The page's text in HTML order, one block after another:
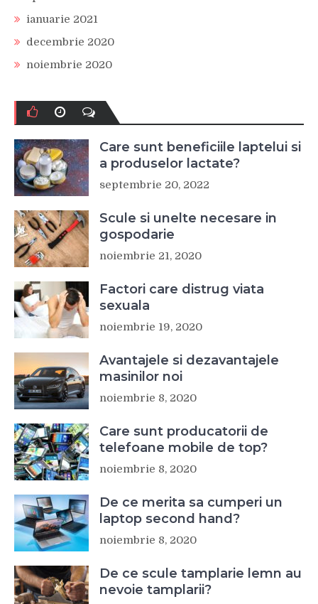
ianuarie 2021
decembrie 2020
noiembrie 2020
Care sunt beneficiile laptelui si
a produselor lactate?
septembrie 20, 2022
Scule si unelte necesare in
gospodarie
noiembrie 21, 2020
Factori care distrug viata
sexuala
noiembrie 19, 2020
Avantajele si dezavantajele
masinilor noi
noiembrie 8, 2020
Care sunt producatorii de
telefoane mobile de top?
noiembrie 8, 2020
De ce merita sa cumperi un
laptop second hand?
noiembrie 8, 2020
De ce scule tamplarie lemn au
nevoie tamplarii?